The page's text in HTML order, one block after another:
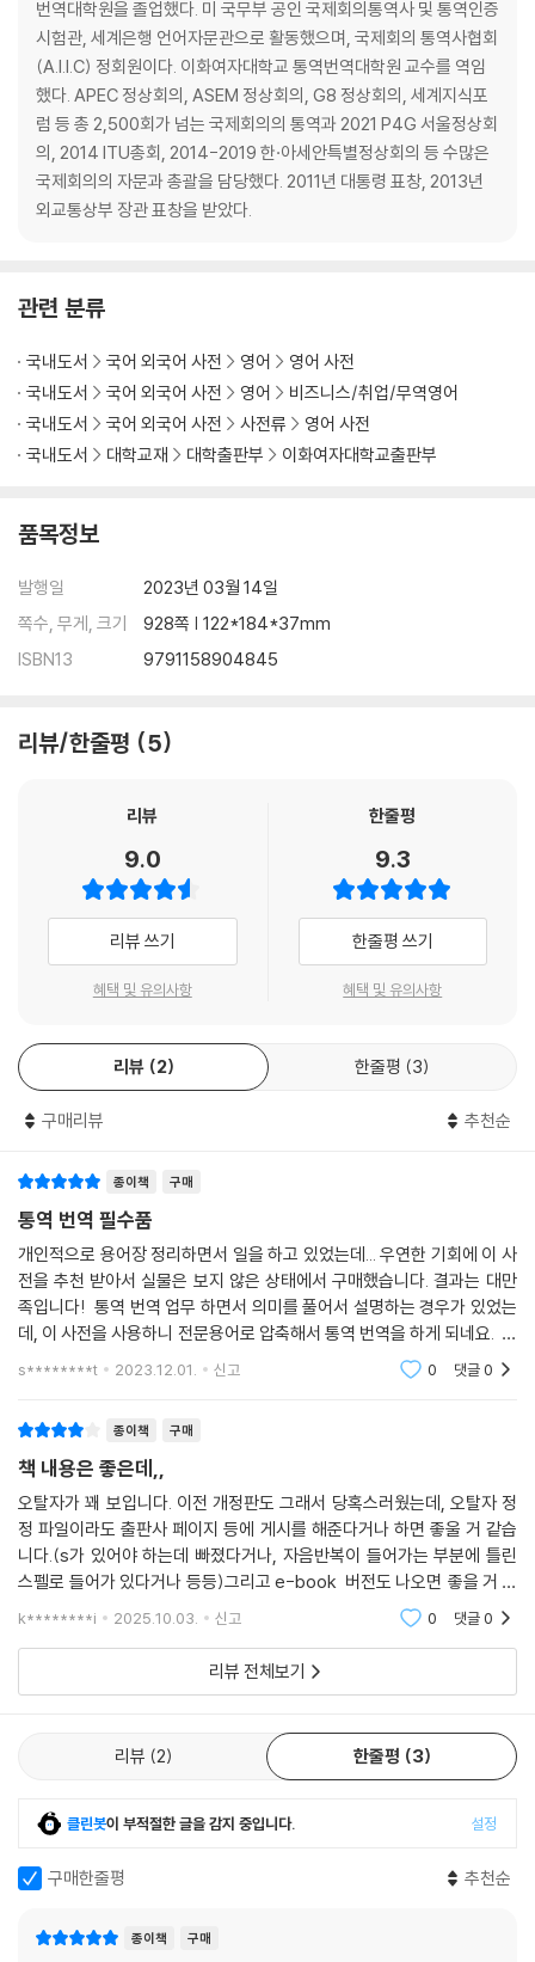
번역대학원을 졸업했다. 미 국무부 공인 국제회의통역사 및 통역인증
시험관, 세계은행 언어자문관으로 활동했으며, 국제회의 통역사협회
(A.I.I.C) 정회원이다. 이화여자대학교 통역번역대학원 교수를 역임
했다. APEC 정상회의, ASEM 정상회의, G8 정상회의, 세계지식포
럼 등 총 2,500회가 넘는 국제회의의 통역과 2021 P4G 서울정상회
의, 2014 ITU총회, 2014-2019 한·아세안특별정상회의 등 수많은
국제회의의 자문과 총괄을 담당했다. 2011년 대통령 표창, 2013년
외교통상부 장관 표창을 받았다.
관련 분류
국내도서 국어 외국어 사전 영어
영어 사전
국내도서
국어 외국어 사전 영어
비즈니스/취업/무역영어
국내도서
국어 외국어 사전 사전류
영어 사전
국내도서
대학교재 대학출판부 이화여자대학교출판부
품목정보
발행일
2023년 03월 14일
쪽수, 무게, 크기
928쪽 | 122*184*37mm
ISBN13
9791158904845
리뷰/한줄평 5
리뷰
9.0
리뷰 쓰기
혜택 및 유의사항
한줄평
9.3
한줄평 쓰기
혜택 및 유의사항
리뷰 2 한줄평 3
구매리뷰 추천순
종이책 구매
통역 번역 필수품
개인적으로 용어장 정리하면서 일을 하고 있었는데... 우연한 기회에 이 사
전을 추천 받아서 실물은 보지 않은 상태에서 구매했습니다. 결과는 대만
족입니다! 통역 번역 업무 하면서 의미를 풀어서 설명하는 경우가 있었는
데, 이 사전을 사용하니 전문용어로 압축해서 통역 번역을 하게 되네요. 분
야에 따른 국제 협약도 정리되어 있고 최신 용어는 의미 설명도 되어 있습
s********t 2023.12.01. 신고 0 댓글0
종이책 구매
책 내용은 좋은데,,
오탈자가 꽤 보입니다. 이전 개정판도 그래서 당혹스러웠는데, 오탈자 정
정 파일이라도 출판사 페이지 등에 게시를 해준다거나 하면 좋울 거 같습
니다.(s가 있어야 하는데 빠졌다거나, 자음반복이 들어가는 부분에 틀린
스펠로 들어가 있다거나 등등)그리고 e-book 버전도 나오면 좋을 거 같
습니다.다니는 도서관에 사물함이 없는데 매번 들고 다니기가너무 무거워
k********i 2025.10.03. 신고 0 댓글0
리뷰 전체보기
리뷰 2 한줄평 3
클린봇이 부적절한 글을 감지 중입니다. 설정
구매한줄평 추천순
종이책 구매